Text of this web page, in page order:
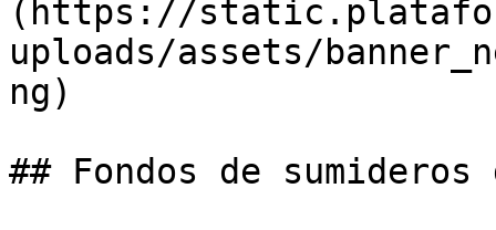
(https://
uploads/assets/
ng)
## Fondos de sumideros